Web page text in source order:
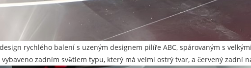
rychlého balení s uzeným designem pilíře ABC, spárovaným s
zadním světlem typu, který má velmi ostrý tvar, a červený zadní